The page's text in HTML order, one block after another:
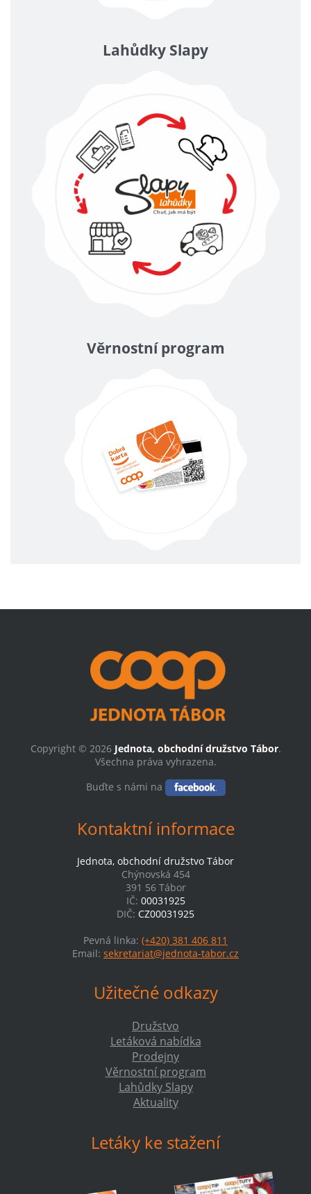
Lahůdky Slapy
Věrnostní program
Copyright © 2026 Jednota, obchodní družstvo Tábor.
Všechna práva vyhrazena.
Buďte s námi na
Kontaktní informace
Jednota, obchodní družstvo Tábor
Chýnovská 454
391 56 Tábor
IČ: 00031925
DIČ: CZ00031925
Pevná linka: (+420) 381 406 811
Email: sekretariat@jednota-tabor.cz
Užitečné odkazy
Družstvo
Letáková nabídka
Prodejny
Věrnostní program
Lahůdky Slapy
Aktuality
Letáky ke stažení